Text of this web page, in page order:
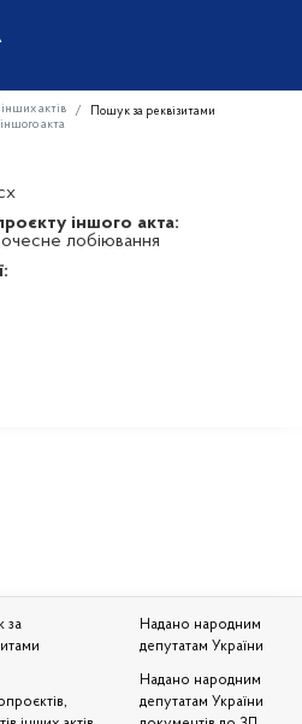
актів
Пошук за реквізитами
акта
іншого акта:
лобіювання
за
Надано народним
депутатам України
Надано народним
депутатам України